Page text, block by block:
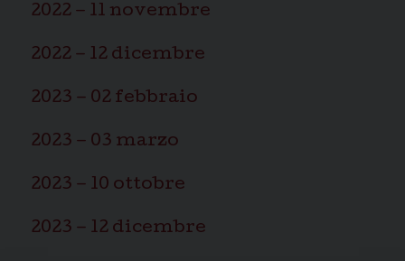
2022 – 11 novembre
2022 – 12 dicembre
2023 – 02 febbraio
2023 – 03 marzo
2023 – 10 ottobre
2023 – 12 dicembre